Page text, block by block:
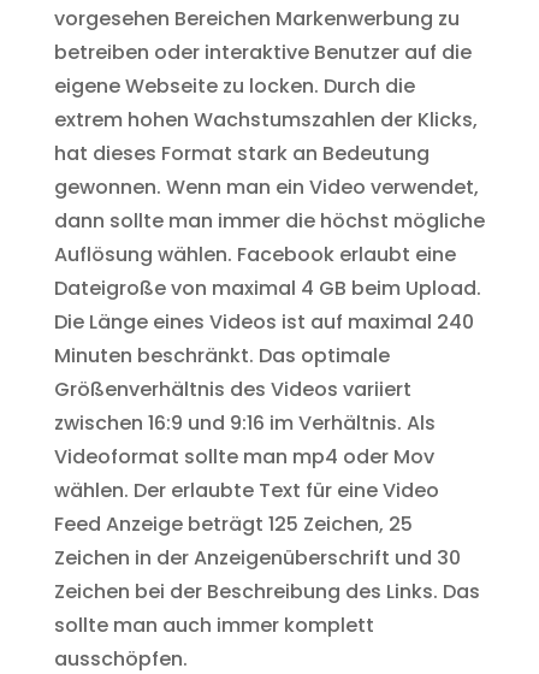
vorgesehen Bereichen Markenwerbung zu
betreiben oder interaktive Benutzer auf die
eigene Webseite zu locken. Durch die
extrem hohen Wachstumszahlen der Klicks,
hat dieses Format stark an Bedeutung
gewonnen. Wenn man ein Video verwendet,
dann sollte man immer die höchst mögliche
Auflösung wählen. Facebook erlaubt eine
Dateigroße von maximal 4 GB beim Upload.
Die Länge eines Videos ist auf maximal 240
Minuten beschränkt. Das optimale
Größenverhältnis des Videos variiert
zwischen 16:9 und 9:16 im Verhältnis. Als
Videoformat sollte man mp4 oder Mov
wählen. Der erlaubte Text für eine Video
Feed Anzeige beträgt 125 Zeichen, 25
Zeichen in der Anzeigenüberschrift und 30
Zeichen bei der Beschreibung des Links. Das
sollte man auch immer komplett
ausschöpfen.